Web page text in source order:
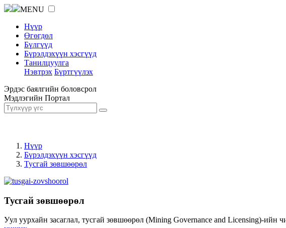
MENU
Нүүр
Өгөгдөл
Бүлгүүд
Бүрэлдэхүүн хэсгүүд
Танилцуулга
Нэвтрэх Бүртгүүлэх
Эрдэс баялгийн боловсрол
Мэдлэгийн Портал
Нүүр
Бүрэлдэхүүн хэсгүүд
Тусгай зөвшөөрөл
Тусгай зөвшөөрөл
Уул уурхайн засаглал, тусгай зөвшөөрөл (Mining Governance and Licensing)-ийн